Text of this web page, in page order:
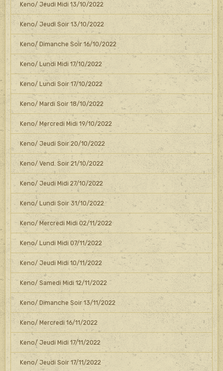
Keno/ Jeudi Midi 13/10/2022
Keno/ Jeudi Soir 13/10/2022
Keno/ Dimanche Soir 16/10/2022
Keno/ Lundi Midi 17/10/2022
Keno/ Lundi Soir 17/10/2022
Keno/ Mardi Soir 18/10/2022
Keno/ Mercredi Midi 19/10/2022
Keno/ Jeudi Soir 20/10/2022
Keno/ Vend. Soir 21/10/2022
Keno/ Jeudi Midi 27/10/2022
Keno/ Lundi Soir 31/10/2022
Keno/ Mercredi Midi 02/11/2022
Keno/ Lundi Midi 07/11/2022
Keno/ Jeudi Midi 10/11/2022
Keno/ Samedi Midi 12/11/2022
Keno/ Dimanche Soir 13/11/2022
Keno/ Mercredi 16/11/2022
Keno/ Jeudi Midi 17/11/2022
Keno/ Jeudi Soir 17/11/2022